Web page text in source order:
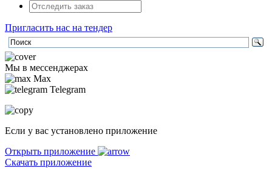
Пригласить нас на тендер
Мы в мессенджерах
Max
Telegram
Если у вас установлено приложение
Открыть приложение
Скачать приложение